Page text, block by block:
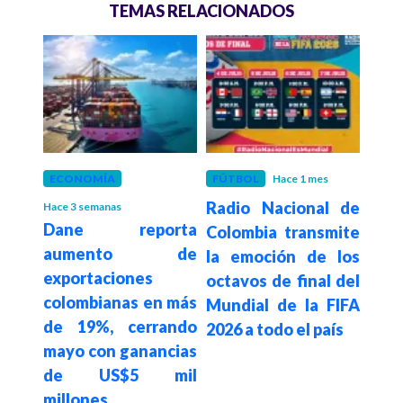
TEMAS RELACIONADOS
ECONOMÍA
Hace 3 semanas
Dane reporta
aumento de
exportaciones
colombianas en más
de 19%, cerrando
mayo con ganancias
de US$5 mil
FÚTBOL Hace 1 mes
Radio Nacional de
Colombia transmite
la emoción de los
octavos de final del
Mundial de la FIFA
2026 a todo el país